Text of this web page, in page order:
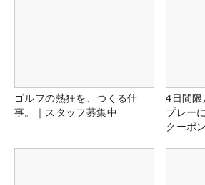
ゴルフの熱狂を、つくる仕
事。｜スタッフ募集中
4日間
プレー
クーポ